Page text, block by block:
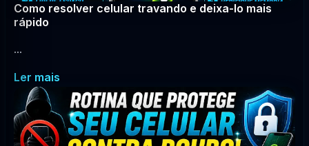
Como resolver celular travando e deixa-lo mais
rápido
...
Ler mais